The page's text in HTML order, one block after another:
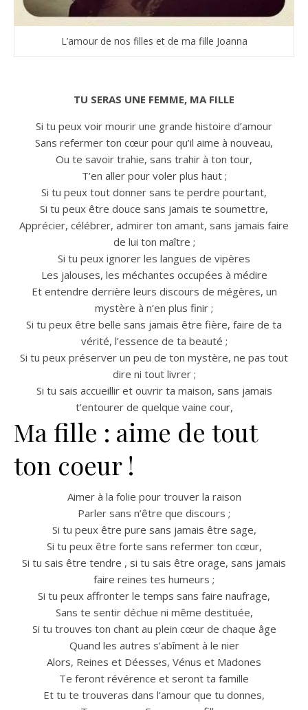
L’amour de nos filles et de ma fille Joanna
TU SERAS UNE FEMME, MA FILLE
Si tu peux voir mourir une grande histoire d’amour
Sans refermer ton cœur pour qu’il aime à nouveau,
Ou te savoir trahie, sans trahir à ton tour,
T’en aller pour voler plus haut ;
Si tu peux tout donner sans te perdre pourtant,
Si tu peux être douce sans jamais te soumettre,
Apprécier, célébrer, admirer ton amant, sans jamais faire
de lui ton maître ;
Si tu peux ignorer les langues de vipères
Les jalouses, les méchantes occupées à médire
Et entendre derrière leurs discours de mégères, un
mystère à n’en plus finir ;
Si tu peux être belle sans jamais être fière, faire de ta
vérité, l’essence de ta beauté ;
Si tu peux préserver un peu de ton mystère, ne pas tout
dire ni tout livrer ;
Si tu sais accueillir et ouvrir ta maison, sans jamais
t’entourer de quelque vaine cour,
Ma fille : aime de tout
ton coeur !
Aimer à la folie pour trouver la raison
Parler sans n’être que discours ;
Si tu peux être pure sans jamais être sage,
Si tu peux être forte sans refermer ton cœur,
Si tu sais être tendre , si tu sais être orage, sans jamais
faire reines tes humeurs ;
Si tu peux affronter le temps sans faire naufrage,
Sans te sentir déchue ni même destituée,
Si tu trouves ton chant au plein cœur de chaque âge
Quand les autres s’abîment à le nier
Alors, Reines et Déesses, Vénus et Madones
Te feront révérence et seront ta famille
Et tu te trouveras dans l’amour que tu donnes,